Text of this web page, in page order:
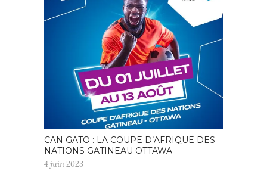
CAN GATO : LA COUPE D’AFRIQUE DES
NATIONS GATINEAU OTTAWA
4 juin 2023